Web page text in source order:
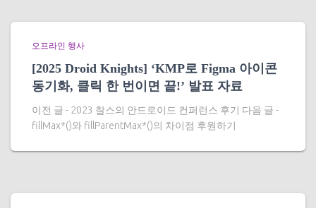
오프라인 행사
[2025 Droid Knights] ‘KMP로 Figma 아이콘
동기화, 클릭 한 번이면 끝!’ 발표 자료
이전 글 - 2023 찰스의 안드로이드 컨퍼런스 후기 다음 글 -
fillMax*()와 fillParentMax*()의 차이점 후원하기